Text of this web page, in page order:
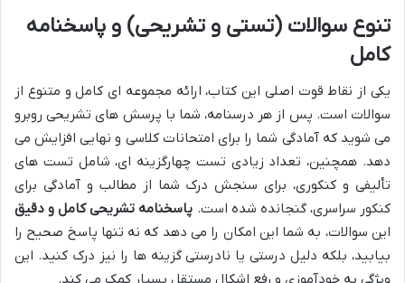
تنوع سوالات (تستی و تشریحی) و پاسخنامه
کامل
یکی از نقاط قوت اصلی این کتاب، ارائه مجموعه ای کامل و متنوع از
سوالات است. پس از هر درسنامه، شما با پرسش های تشریحی روبرو
می شوید که آمادگی شما را برای امتحانات کلاسی و نهایی افزایش می
دهد. همچنین، تعداد زیادی تست چهارگزینه ای، شامل تست های
تألیفی و کنکوری، برای سنجش درک شما از مطالب و آمادگی برای
کنکور سراسری، گنجانده شده است. پاسخنامه تشریحی کامل و دقیق
این سوالات، به شما این امکان را می دهد که نه تنها پاسخ صحیح را
بیابید، بلکه دلیل درستی یا نادرستی گزینه ها را نیز درک کنید. این